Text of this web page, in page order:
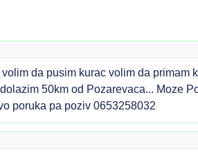
da pusim kurac volim da primam
50km od Pozarevaca... Moze
poruka pa poziv 0653258032